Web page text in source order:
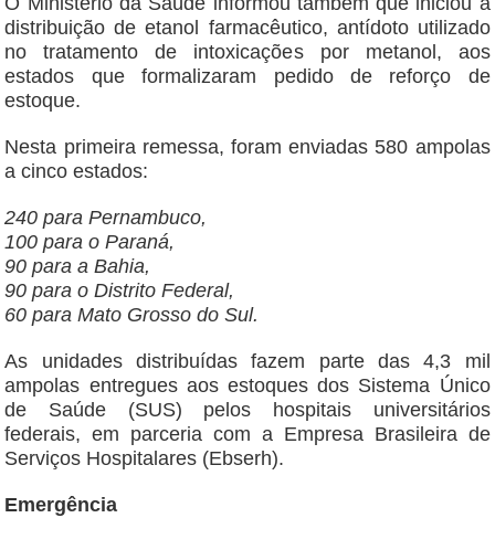
distribuição de etanol farmacêutico, antídoto utilizado
no tratamento de intoxicações por metanol, aos
estados que formalizaram pedido de reforço de
estoque.
Nesta primeira remessa, foram enviadas 580 ampolas
a cinco estados:
240 para Pernambuco,
100 para o Paraná,
90 para a Bahia,
90 para o Distrito Federal,
60 para Mato Grosso do Sul.
As unidades distribuídas fazem parte das 4,3 mil
ampolas entregues aos estoques dos Sistema Único
de Saúde (SUS) pelos hospitais universitários
federais, em parceria com a Empresa Brasileira de
Serviços Hospitalares (Ebserh).
Emergência